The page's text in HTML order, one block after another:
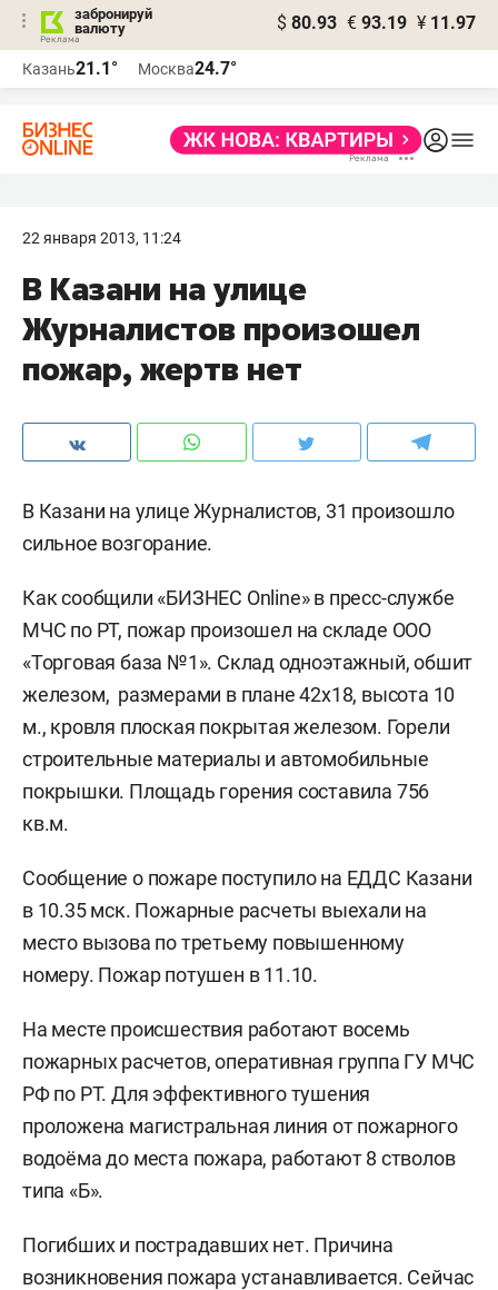
забронируй
валюту
$ 80.93 € 93.19 ¥ 11.97
Казань21.1° Москва24.7°
22 января 2013, 11:24
В Казани на улице
Журналистов произошел
пожар, жертв нет
В Казани на улице Журналистов, 31 произошло
сильное возгорание.
Как сообщили «БИЗНЕС Online» в пресс-службе
МЧС по РТ, пожар произошел на складе ООО
«Торговая база №1». Склад одноэтажный, обшит
железом, размерами в плане 42х18, высота 10
м., кровля плоская покрытая железом. Горели
строительные материалы и автомобильные
покрышки. Площадь горения составила 756
кв.м.
Сообщение о пожаре поступило на ЕДДС Казани
в 10.35 мск. Пожарные расчеты выехали на
место вызова по третьему повышенному
номеру. Пожар потушен в 11.10.
На месте происшествия работают восемь
пожарных расчетов, оперативная группа ГУ МЧС
РФ по РТ. Для эффективного тушения
проложена магистральная линия от пожарного
водоёма до места пожара, работают 8 стволов
типа «Б».
Погибших и пострадавших нет. Причина
возникновения пожара устанавливается. Сейчас